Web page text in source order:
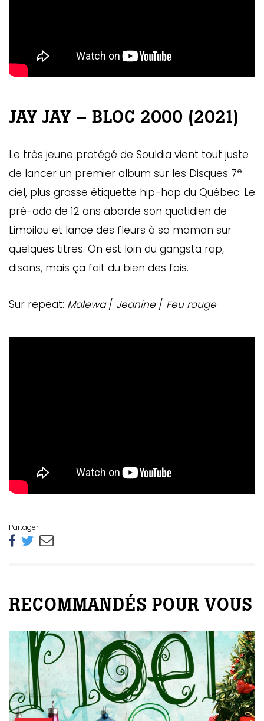
JAY JAY – BLOC 2000 (2021)
Le très jeune protégé de Souldia vient tout juste
de lancer un premier album sur les Disques 7e
ciel, plus grosse étiquette hip-hop du Québec. Le
pré-ado de 12 ans aborde son quotidien de
Limoilou et lance des fleurs à sa maman sur
quelques titres. On est loin du gangsta rap,
disons, mais ça fait du bien des fois.
Sur repeat: Malewa/ Jeanine / Feu rouge
Partager
RECOMMANDÉS POUR VOUS